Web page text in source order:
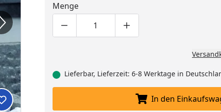
Produkt zur Wunschliste hinzufügen
Menge
Produktmenge um eins verringern
Produktmenge manuell eingeben
Produktmenge um eins
Lieferbar, Lieferzeit: 6-8 Werktage in
In den
In den